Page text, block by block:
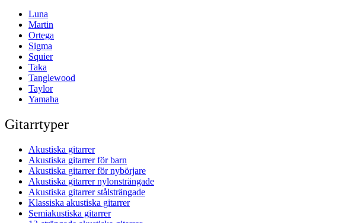
Luna
Martin
Ortega
Sigma
Squier
Taka
Tanglewood
Taylor
Yamaha
Gitarrtyper
Akustiska gitarrer
Akustiska gitarrer för barn
Akustiska gitarrer för nybörjare
Akustiska gitarrer nylonsträngade
Akustiska gitarrer stålsträngade
Klassiska akustiska gitarrer
Semiakustiska gitarrer